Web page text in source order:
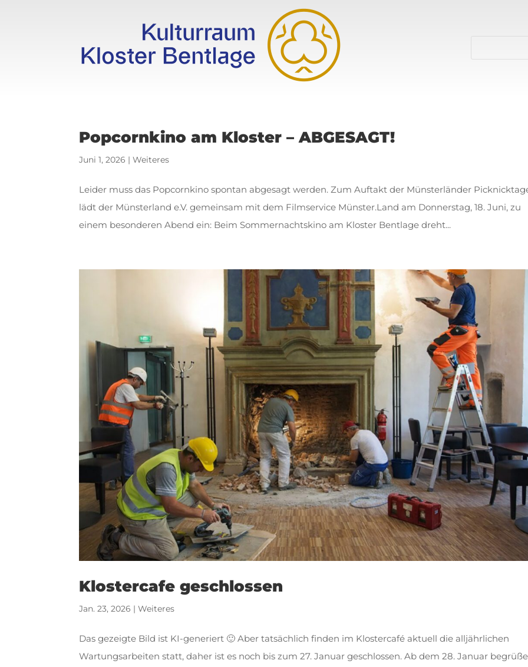
Popcornkino am Kloster – ABGESAGT!
Juni 1, 2026 |Weiteres
Leider muss das Popcornkino spontan abgesagt werden. Zum Auftakt der Münsterländer
lädt der Münsterland e.V. gemeinsam mit dem Filmservice Münster.Land am Donnerstag, 18. Juni, zu
einem besonderen Abend ein: Beim Sommernachtskino am Kloster Bentlage dreht...
Klostercafe geschlossen
Jan. 23, 2026 |Weiteres
Das gezeigte Bild ist KI-generiert 🙂 Aber tatsächlich finden im Klostercafé aktuell die alljährlichen
Wartungsarbeiten statt, daher ist es noch bis zum 27. Januar geschlossen. Ab dem 28. Januar